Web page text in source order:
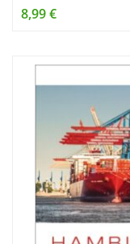
Young Adult
8,99 €